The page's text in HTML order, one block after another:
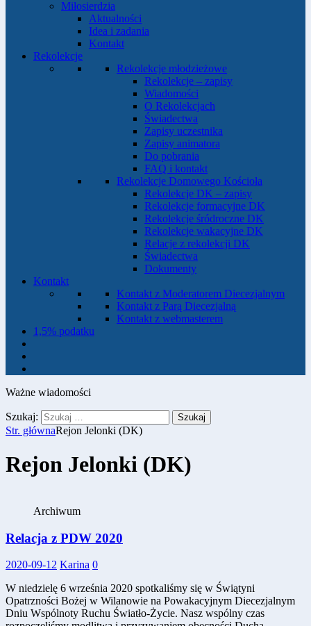
Miłosierdzia
Aktualności
Idea i zadania
Kontakt
Rekolekcje
Rekolekcje młodzieżowe
Rekolekcje – zapisy
Wiadomości
O Rekolekcjach
Świadectwa
Zapisy uczestnika
Zapisy animatora
Do pobrania
FAQ i kontakt
Rekolekcje Domowego Kościoła
Rekolekcje DK – zapisy
Rekolekcje formacyjne DK
Rekolekcje śródroczne DK
Rekolekcje wakacyjne DK
Relacje z rekolekcji DK
Świadectwa
Dokumenty
Kontakt
Kontakt z Moderatorem Diecezjalnym
Kontakt z Parą Diecezjalną
Kontakt z webmasterem
1,5% podatku
Ważne wiadomości
Szukaj:
Str. głównaRejon Jelonki (DK)
Rejon Jelonki (DK)
Archiwum
Relacja z PDW 2020
2020-09-12 Karina 0
W niedzielę 6 września 2020 spotkaliśmy się w Świątyni
Opatrzności Bożej w Wilanowie na Powakacyjnym Diecezjalnym
Dniu Wspólnoty Ruchu Światło-Życie. Nasz wspólny czas